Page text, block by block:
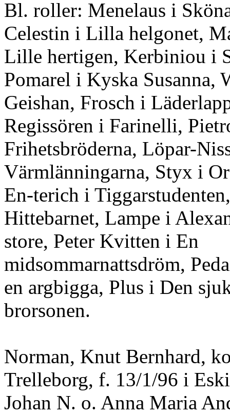
Bl. roller: Menelaus i
Celestin i Lilla helgonet,
Lille hertigen, Kerbiniou i
Pomarel i Kyska Susanna,
Geishan, Frosch i
Regissören i Farinelli,
Frihetsbröderna, Löpar-
Värmlänningarna, Styx i
En-terich i
Hittebarnet, Lampe i
store, Peter Kvitten i En
midsommarnattsdröm,
en argbigga, Plus i Den
brorsonen.
Norman, Knut Bernhard,
Trelleborg, f. 13/1/96 i
Johan N. o. Anna Maria